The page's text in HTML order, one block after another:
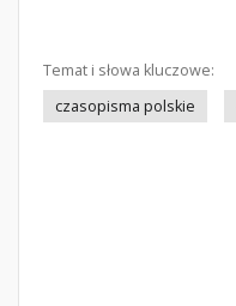
Temat i słowa kluczowe:
czasopisma polskie